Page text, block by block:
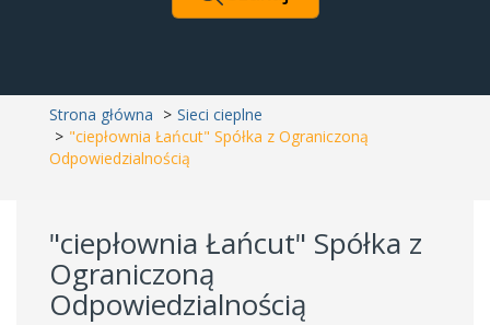
Strona główna
Sieci cieplne
"ciepłownia Łańcut" Spółka z Ograniczoną
Odpowiedzialnością
"ciepłownia Łańcut" Spółka z
Ograniczoną
Odpowiedzialnością